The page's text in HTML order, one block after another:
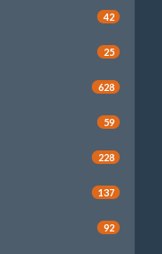
42
25
628
59
228
137
92